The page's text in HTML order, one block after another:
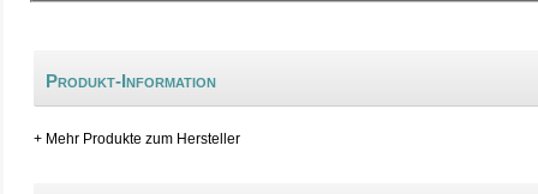
Produkt-Information
+ Mehr Produkte zum Hersteller